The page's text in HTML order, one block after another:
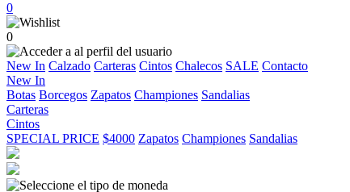
0
0
New In Calzado Carteras Cintos Chalecos SALE Contacto
New In
Botas Borcegos Zapatos Championes Sandalias
Carteras
Cintos
SPECIAL PRICE $4000 Zapatos Championes Sandalias